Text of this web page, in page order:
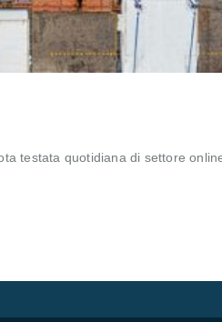
testata quotidiana di settore